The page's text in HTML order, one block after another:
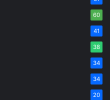
60
41
38
34
34
20